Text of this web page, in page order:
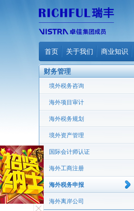
首页 关于我们 商业知识
财务管理
境外税务咨询
海外项目审计
海外税务规划
境外资产管理
国际会计师认证
海外工商注册
海外税务申报
海外离岸公司